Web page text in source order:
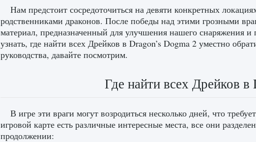
Нам предстоит сосредоточиться на девяти конкретных
родственниками драконов. После победы над этими грозными
материал, предназначенный для улучшения нашего снаряжения
узнать, где найти всех Дрейков в Dragon’s Dogma 2 уместно
руководства, давайте посмотрим.
Где найти всех Дрейков в
В игре эти враги могут возродиться несколько дней, что
игровой карте есть различные интересные места, все они
продолжении: